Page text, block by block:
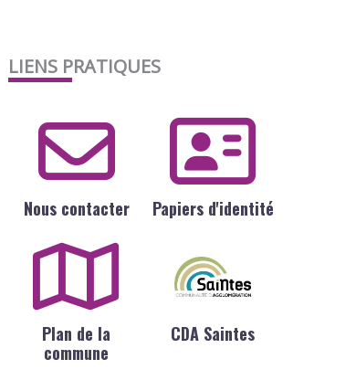
LIENS PRATIQUES
Nous contacter Papiers d'identité
Plan de la
commune
CDA Saintes